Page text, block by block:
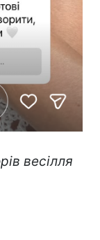
весілля